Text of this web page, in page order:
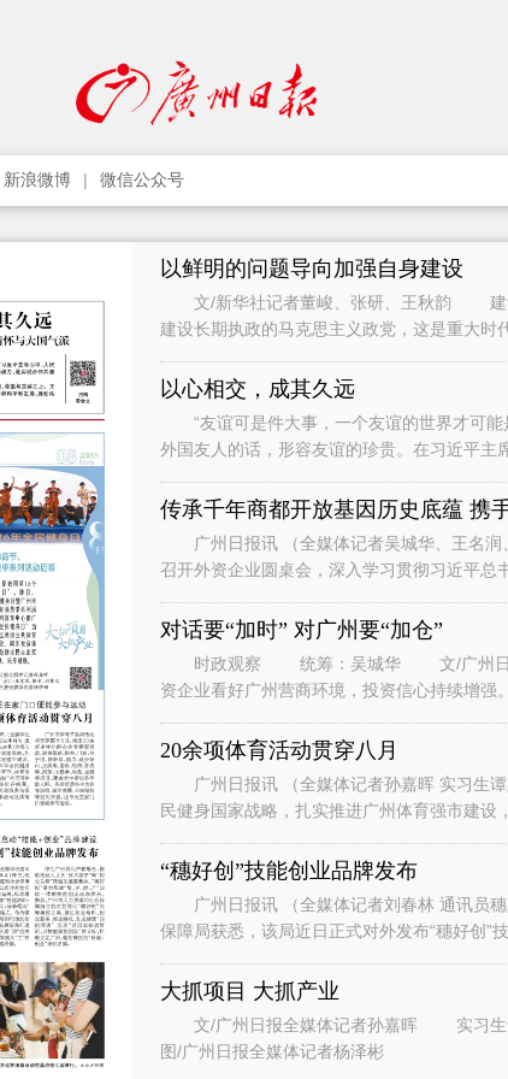
新浪微博 微信公众号
以鲜明的问题导向加强自身建设
文/新华社记者董峻、张研、王秋韵 建设
建设长期执政的马克思主义政党，这是重大
以心相交，成其久远
“友谊可是件大事，一个友谊的世界才可
外国友人的话，形容友谊的珍贵。在习近平主
传承千年商都开放基因历史底蕴 携
广州日报讯 （全媒体记者吴城华、王名润
召开外资企业圆桌会，深入学习贯彻习近平总
对话要“加时” 对广州要“加仓”
时政观察 统筹：吴城华 文/广州日报
资企业看好广州营商环境，投资信心持续增强
20余项体育活动贯穿八月
广州日报讯 （全媒体记者孙嘉晖 实习生谭
民健身国家战略，扎实推进广州体育强市建
“穗好创”技能创业品牌发布
广州日报讯 （全媒体记者刘春林 通讯员穗
保障局获悉，该局近日正式对外发布“穗好创”
大抓项目 大抓产业
文/广州日报全媒体记者孙嘉晖 实习生谭斯文 设计/王紫凤、陈希、刘赞文
图/广州日报全媒体记者杨泽彬